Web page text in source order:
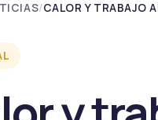
/CALOR Y TRABAJO